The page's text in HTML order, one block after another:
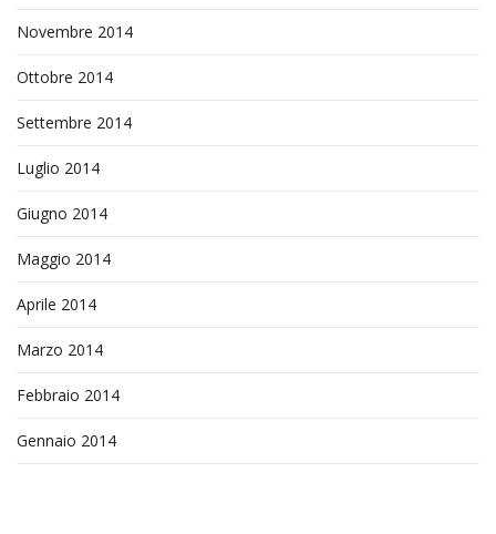
Novembre 2014
Ottobre 2014
Settembre 2014
Luglio 2014
Giugno 2014
Maggio 2014
Aprile 2014
Marzo 2014
Febbraio 2014
Gennaio 2014